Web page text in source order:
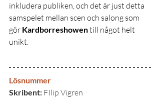
inkludera publiken, och det är just detta
samspelet mellan scen och salong som
gör Kardborreshowen till något helt
unikt.
Lösnummer
Skribent: FIlip Vigren